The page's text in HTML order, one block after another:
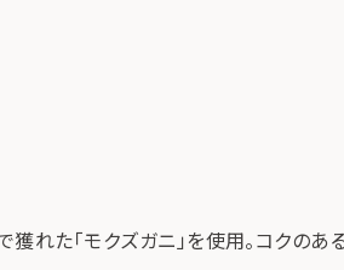
れた「モクズガニ」を使用。コクのあ